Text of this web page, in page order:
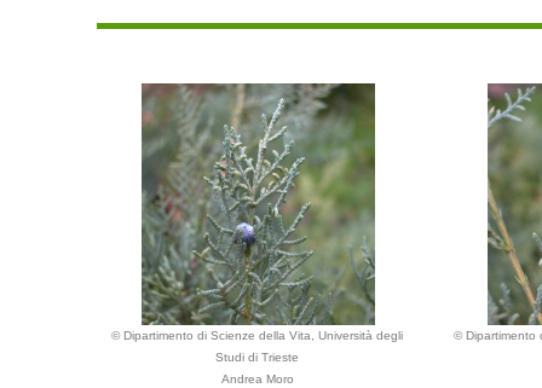
© Dipartimento di Scienze della Vita, Università degli
Studi di Trieste
Andrea Moro
© Dipartimento